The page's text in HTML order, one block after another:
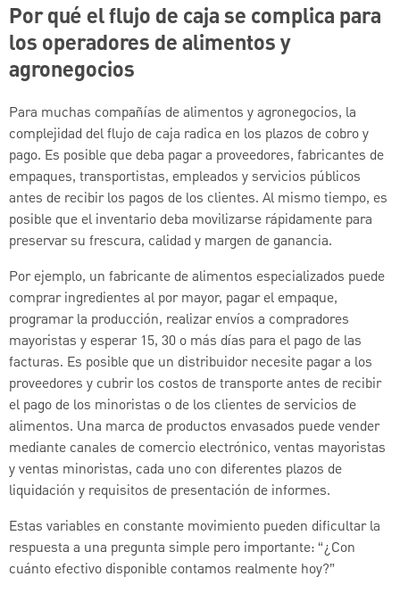
Por qué el flujo de caja se complica para
los operadores de alimentos y
agronegocios
Para muchas compañías de alimentos y agronegocios, la
complejidad del flujo de caja radica en los plazos de cobro y
pago. Es posible que deba pagar a proveedores, fabricantes de
empaques, transportistas, empleados y servicios públicos
antes de recibir los pagos de los clientes. Al mismo tiempo, es
posible que el inventario deba movilizarse rápidamente para
preservar su frescura, calidad y margen de ganancia.
Por ejemplo, un fabricante de alimentos especializados puede
comprar ingredientes al por mayor, pagar el empaque,
programar la producción, realizar envíos a compradores
mayoristas y esperar 15, 30 o más días para el pago de las
facturas. Es posible que un distribuidor necesite pagar a los
proveedores y cubrir los costos de transporte antes de recibir
el pago de los minoristas o de los clientes de servicios de
alimentos. Una marca de productos envasados puede vender
mediante canales de comercio electrónico, ventas mayoristas
y ventas minoristas, cada uno con diferentes plazos de
liquidación y requisitos de presentación de informes.
Estas variables en constante movimiento pueden dificultar la
respuesta a una pregunta simple pero importante: “¿Con
cuánto efectivo disponible contamos realmente hoy?”